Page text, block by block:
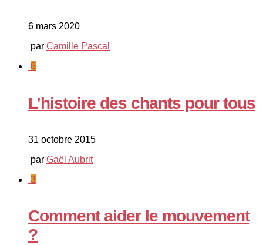
6 mars 2020
par Camille Pascal
6
L’histoire des chants pour tous
31 octobre 2015
par Gaël Aubrit
3
Comment aider le mouvement
?